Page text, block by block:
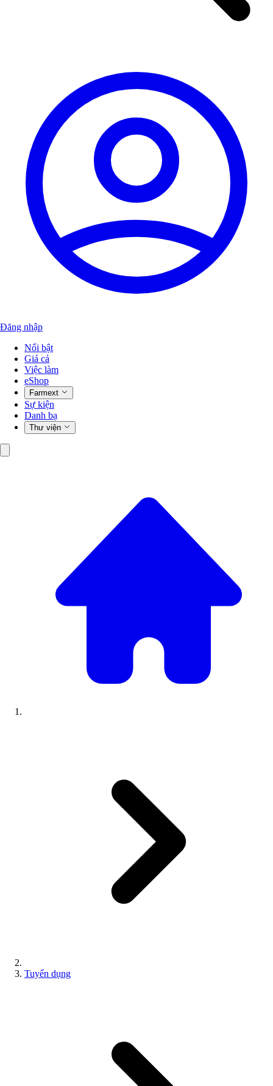
Đăng nhập
Nổi bật
Giá cả
Việc làm
eShop
Farmext
Sự kiện
Danh bạ
Thư viện
Tuyển dụng